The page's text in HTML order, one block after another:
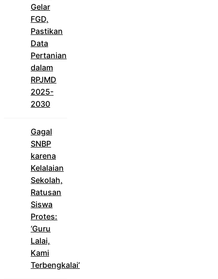
Gelar
FGD,
Pastikan
Data
Pertanian
dalam
RPJMD
2025-
2030
Gagal
SNBP
karena
Kelalaian
Sekolah,
Ratusan
Siswa
Protes:
‘Guru
Lalai,
Kami
Terbengkalai’